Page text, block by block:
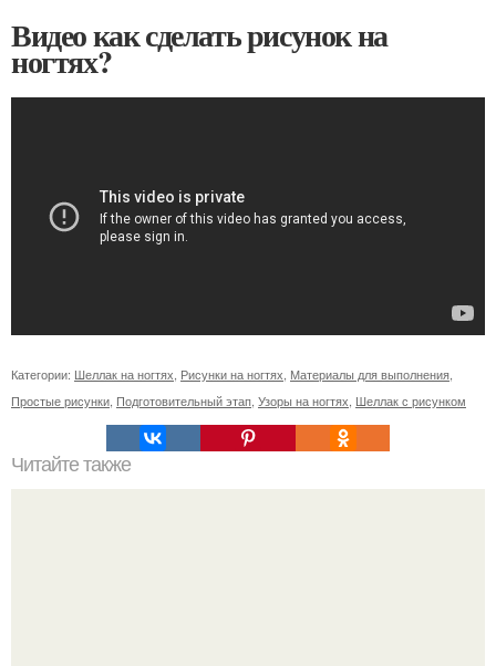
Видео как сделать рисунок на
ногтях?
Категории: Шеллак на ногтях Рисунки на ногтях Материалы для выполнения
Простые рисунки Подготовительный этап Узоры на ногтях Шеллак с рисунком
Читайте также